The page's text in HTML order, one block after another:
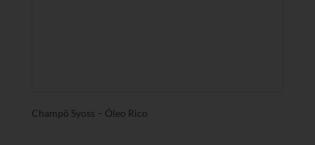
Champô Syoss – Óleo Rico